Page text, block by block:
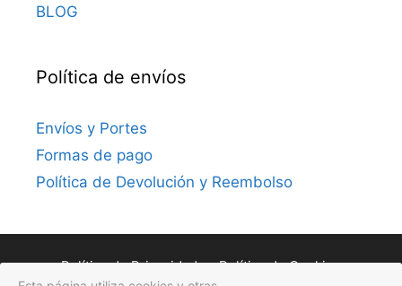
BLOG
Política de envíos
Envíos y Portes
Formas de pago
Política de Devolución y Reembolso
Política de Privacidad Política de Cookies